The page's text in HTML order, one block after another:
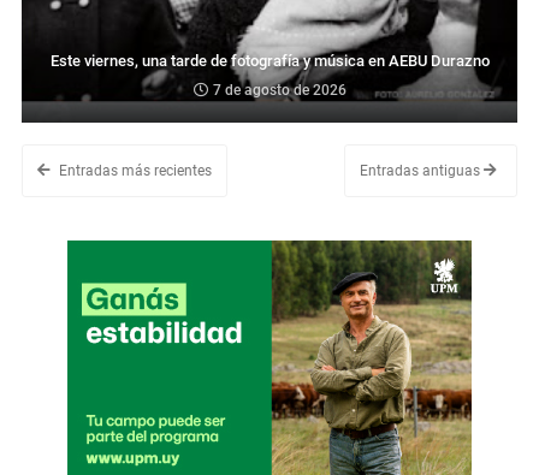
Este viernes, una tarde de fotografía y música en AEBU Durazno
7 de agosto de 2026
Entradas más recientes Entradas antiguas